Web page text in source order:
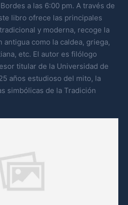
a las 6:00 pm. A través de
libro ofrece las principales
y moderna, recoge la
antigua como la caldea, griega,
etc. El autor es filólogo
titular de la Universidad de
años estudioso del mito, la
simbólicas de la Tradición